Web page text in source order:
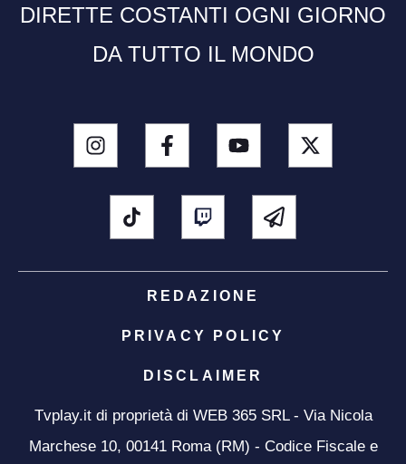
DIRETTE COSTANTI OGNI GIORNO
DA TUTTO IL MONDO
REDAZIONE
PRIVACY POLICY
DISCLAIMER
Tvplay.it di proprietà di WEB 365 SRL - Via Nicola
Marchese 10, 00141 Roma (RM) - Codice Fiscale e